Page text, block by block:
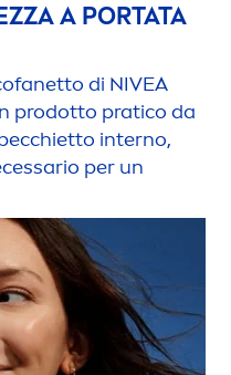
A PORTATA
di NIVEA
prodotto pratico da
interno,
per un